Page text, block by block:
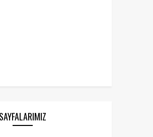
SAYFALARIMIZ